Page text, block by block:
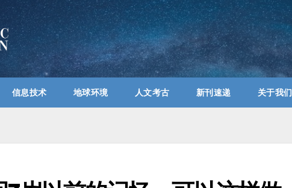
信息技术 地球环境 人文考古 新刊速递 关于我们